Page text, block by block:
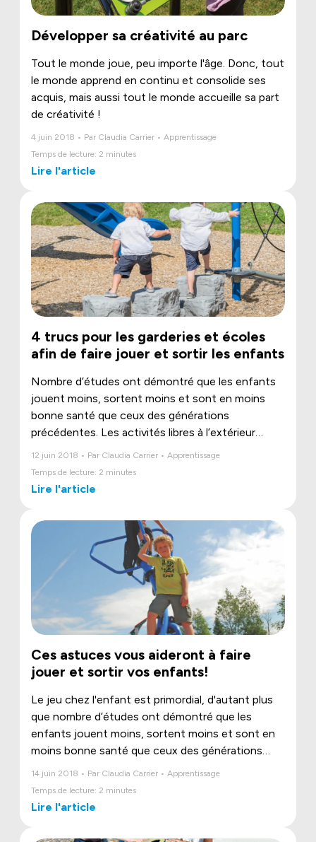
Développer sa créativité au parc
Tout le monde joue, peu importe l'âge. Donc, tout
le monde apprend en continu et consolide ses
acquis, mais aussi tout le monde accueille sa part
de créativité !
4 juin 2018 • Par Claudia Carrier • Apprentissage
Temps de lecture: 2 minutes
Lire l'article
4 trucs pour les garderies et écoles
afin de faire jouer et sortir les enfants
Nombre d’études ont démontré que les enfants
jouent moins, sortent moins et sont en moins
bonne santé que ceux des générations
précédentes. Les activités libres à l’extérieur
l’ordinateur, à la tablette et aux téléphones
parc, permet aux enfants non seulement de
bouger, mais aussi d’acquérir de saines habitudes
dont ils profiteront toute leur vie.
12 juin 2018 • Par Claudia Carrier • Apprentissage
Temps de lecture: 2 minutes
Lire l'article
Ces astuces vous aideront à faire
jouer et sortir vos enfants!
Le jeu chez l'enfant est primordial, d'autant plus
que nombre d’études ont démontré que les
enfants jouent moins, sortent moins et sont en
moins bonne santé que ceux des générations
plus d'être une occasion exceptionnelle de se
14 juin 2018 • Par Claudia Carrier • Apprentissage
Temps de lecture: 2 minutes
Lire l'article